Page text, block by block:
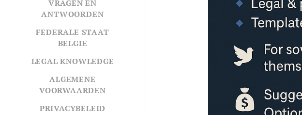
VRAGEN EN
ANTWOORDEN
FEDERALE STAAT
BELGIE
LEGAL KNOWLEDGE
ALGEMENE
VOORWAARDEN
PRIVACYBELEID